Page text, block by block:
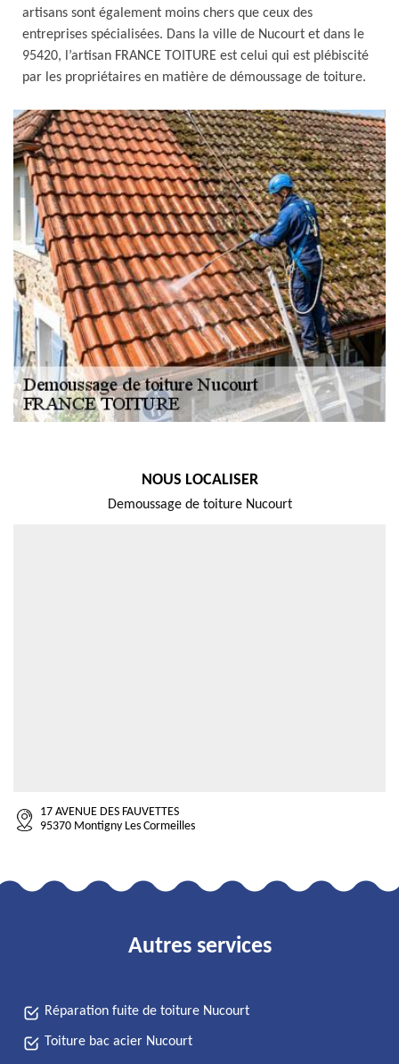
artisans sont également moins chers que ceux des
entreprises spécialisées. Dans la ville de Nucourt et dans le
95420, l’artisan FRANCE TOITURE est celui qui est plébiscité
par les propriétaires en matière de démoussage de toiture.
NOUS LOCALISER
Demoussage de toiture Nucourt
17 AVENUE DES FAUVETTES
95370 Montigny Les Cormeilles
Autres services
Réparation fuite de toiture Nucourt
Toiture bac acier Nucourt